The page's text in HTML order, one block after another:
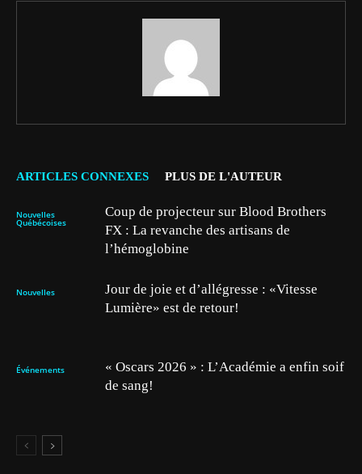
ARTICLES CONNEXES PLUS DE L'AUTEUR
Nouvelles
Québécoises
Coup de projecteur sur Blood Brothers
FX : La revanche des artisans de
l’hémoglobine
Nouvelles
Jour de joie et d’allégresse : «Vitesse
Lumière» est de retour!
Événements
« Oscars 2026 » : L’Académie a enfin soif
de sang!